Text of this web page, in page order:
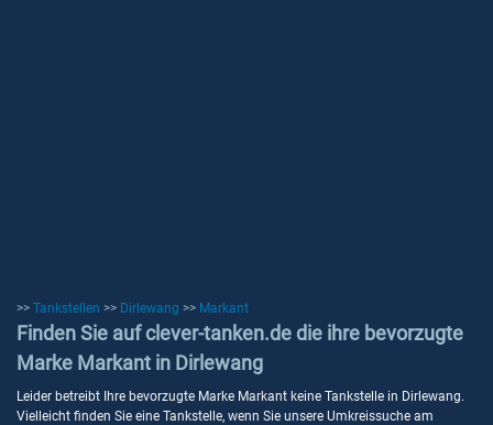
>> Tankstellen >> Dirlewang >> Markant
Finden Sie auf clever-tanken.de die ihre bevorzugte
Marke Markant in Dirlewang
Leider betreibt Ihre bevorzugte Marke Markant keine Tankstelle in Dirlewang.
Vielleicht finden Sie eine Tankstelle, wenn Sie unsere Umkreissuche am